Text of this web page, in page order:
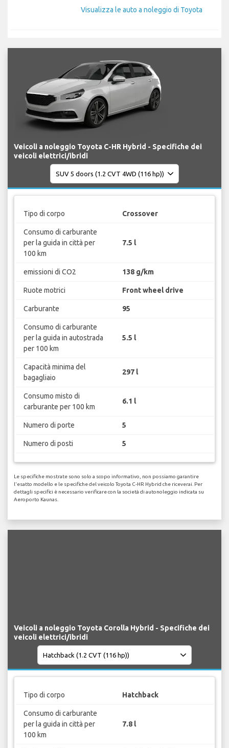
Visualizza le auto a noleggio di Toyota
Veicoli a noleggio Toyota C-HR Hybrid - Specifiche dei
veicoli elettrici/ibridi
Tipo di corpo Crossover
Consumo di carburante
per la guida in città per
100 km
7.5 l
emissioni di CO2 138 g/km
Ruote motrici Front wheel drive
Carburante 95
Consumo di carburante
per la guida in autostrada
per 100 km
5.5 l
Capacità minima del
bagagliaio
297 l
Consumo misto di
carburante per 100 km
6.1 l
Numero di porte 5
Numero di posti 5
Le specifiche mostrate sono solo a scopo informativo, non possiamo garantire
l'esatto modello e le specifiche del veicolo Toyota C-HR Hybrid che riceverai. Per
dettagli specifici è necessario verificare con la società di autonoleggio indicata su
Aeroporto Kaunas.
Veicoli a noleggio Toyota Corolla Hybrid - Specifiche dei
veicoli elettrici/ibridi
Tipo di corpo Hatchback
Consumo di carburante
per la guida in città per
100 km
7.8 l